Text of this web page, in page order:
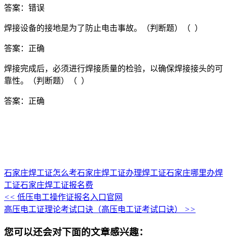
答案：错误
焊接设备的接地是为了防止电击事故。（判断题）（ ）
答案：正确
焊接完成后，必须进行焊接质量的检验，以确保焊接接头的可
靠性。（判断题）（ ）
答案：正确
石家庄焊工证怎么考石家庄焊工证办理焊工证石家庄哪里办焊
工证石家庄焊工证报名费
<< 低压电工操作证报名入口官网
高压电工证理论考试口诀（高压电工证考试口诀） >>
您可以还会对下面的文章感兴趣：